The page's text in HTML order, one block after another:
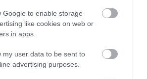
Google to enable storage
like cookies on web or
in apps.
my user data to be sent to
advertising purposes.
AJÁNLJUK
Kockázatos ötlettel villant a
Ferrari, hamarosan mindenki ezt
másolhatja